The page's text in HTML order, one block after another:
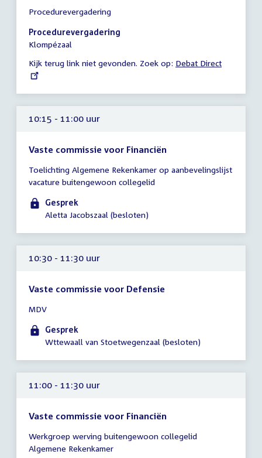
vergadering
10:15
-
uur
Procedurevergadering
Procedurevergadering
Klompézaal
Kijk terug link niet gevonden. Zoek op: External
Debat Direct
10:15 - 11:00 uur
Vaste commissie voor Financiën
vergadering
10:15
11:00
Toelichting Algemene Rekenkamer op aanbevelingslijst
vacature buitengewoon collegelid
Gesprek
Aletta Jacobszaal (besloten)
10:30 - 11:30 uur
Vaste commissie voor Defensie
vergadering
10:30
-
uur
MDV
Gesprek
Wttewaall van Stoetwegenzaal (besloten)
11:00 - 11:30 uur
Vaste commissie voor Financiën
vergadering
11:00
Werkgroep werving buitengewoon collegelid
Algemene Rekenkamer